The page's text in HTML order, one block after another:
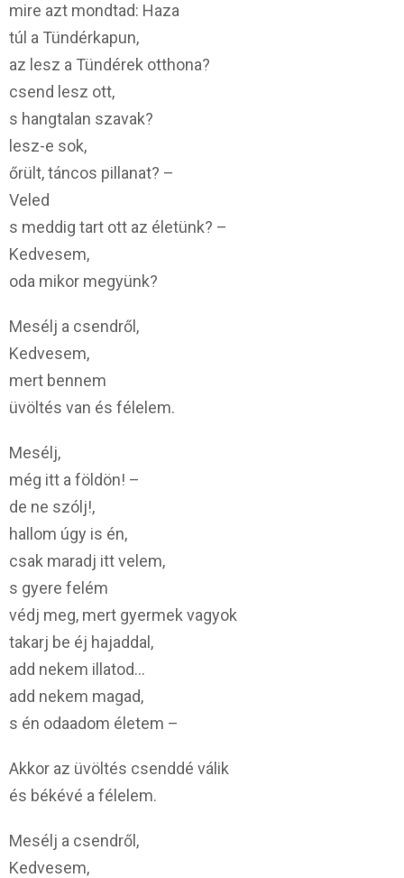
mire azt mondtad: Haza
túl a Tündérkapun,
az lesz a Tündérek otthona?
csend lesz ott,
s hangtalan szavak?
lesz-e sok,
őrült, táncos pillanat? –
Veled
s meddig tart ott az életünk? –
Kedvesem,
oda mikor megyünk?
Mesélj a csendről,
Kedvesem,
mert bennem
üvöltés van és félelem.
Mesélj,
még itt a földön! –
de ne szólj!,
hallom úgy is én,
csak maradj itt velem,
s gyere felém
védj meg, mert gyermek vagyok
takarj be éj hajaddal,
add nekem illatod…
add nekem magad,
s én odaadom életem –
Akkor az üvöltés csenddé válik
és békévé a félelem.
Mesélj a csendről,
Kedvesem,